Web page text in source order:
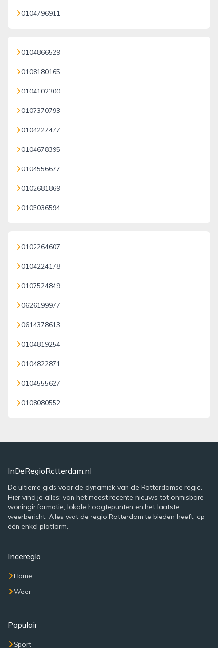
0104796911
0104866529
0108180165
0104102300
0107370793
0104227477
0104678395
0104556677
0102681869
0105036594
0102264607
0104224178
0107524849
0626199977
0614378613
0104819254
0104822871
0104555627
0108080552
InDeRegioRotterdam.nl
De ultieme gids voor de dynamiek van de Rotterdamse regio.
Hier vind je alles: van het meest recente nieuws tot onmisbare
woninginformatie, lokale hoogtepunten en het laatste
weerbericht. Alles wat de regio Rotterdam te bieden heeft, op
één enkel platform.
Inderegio
Home
Weer
Populair
Sport